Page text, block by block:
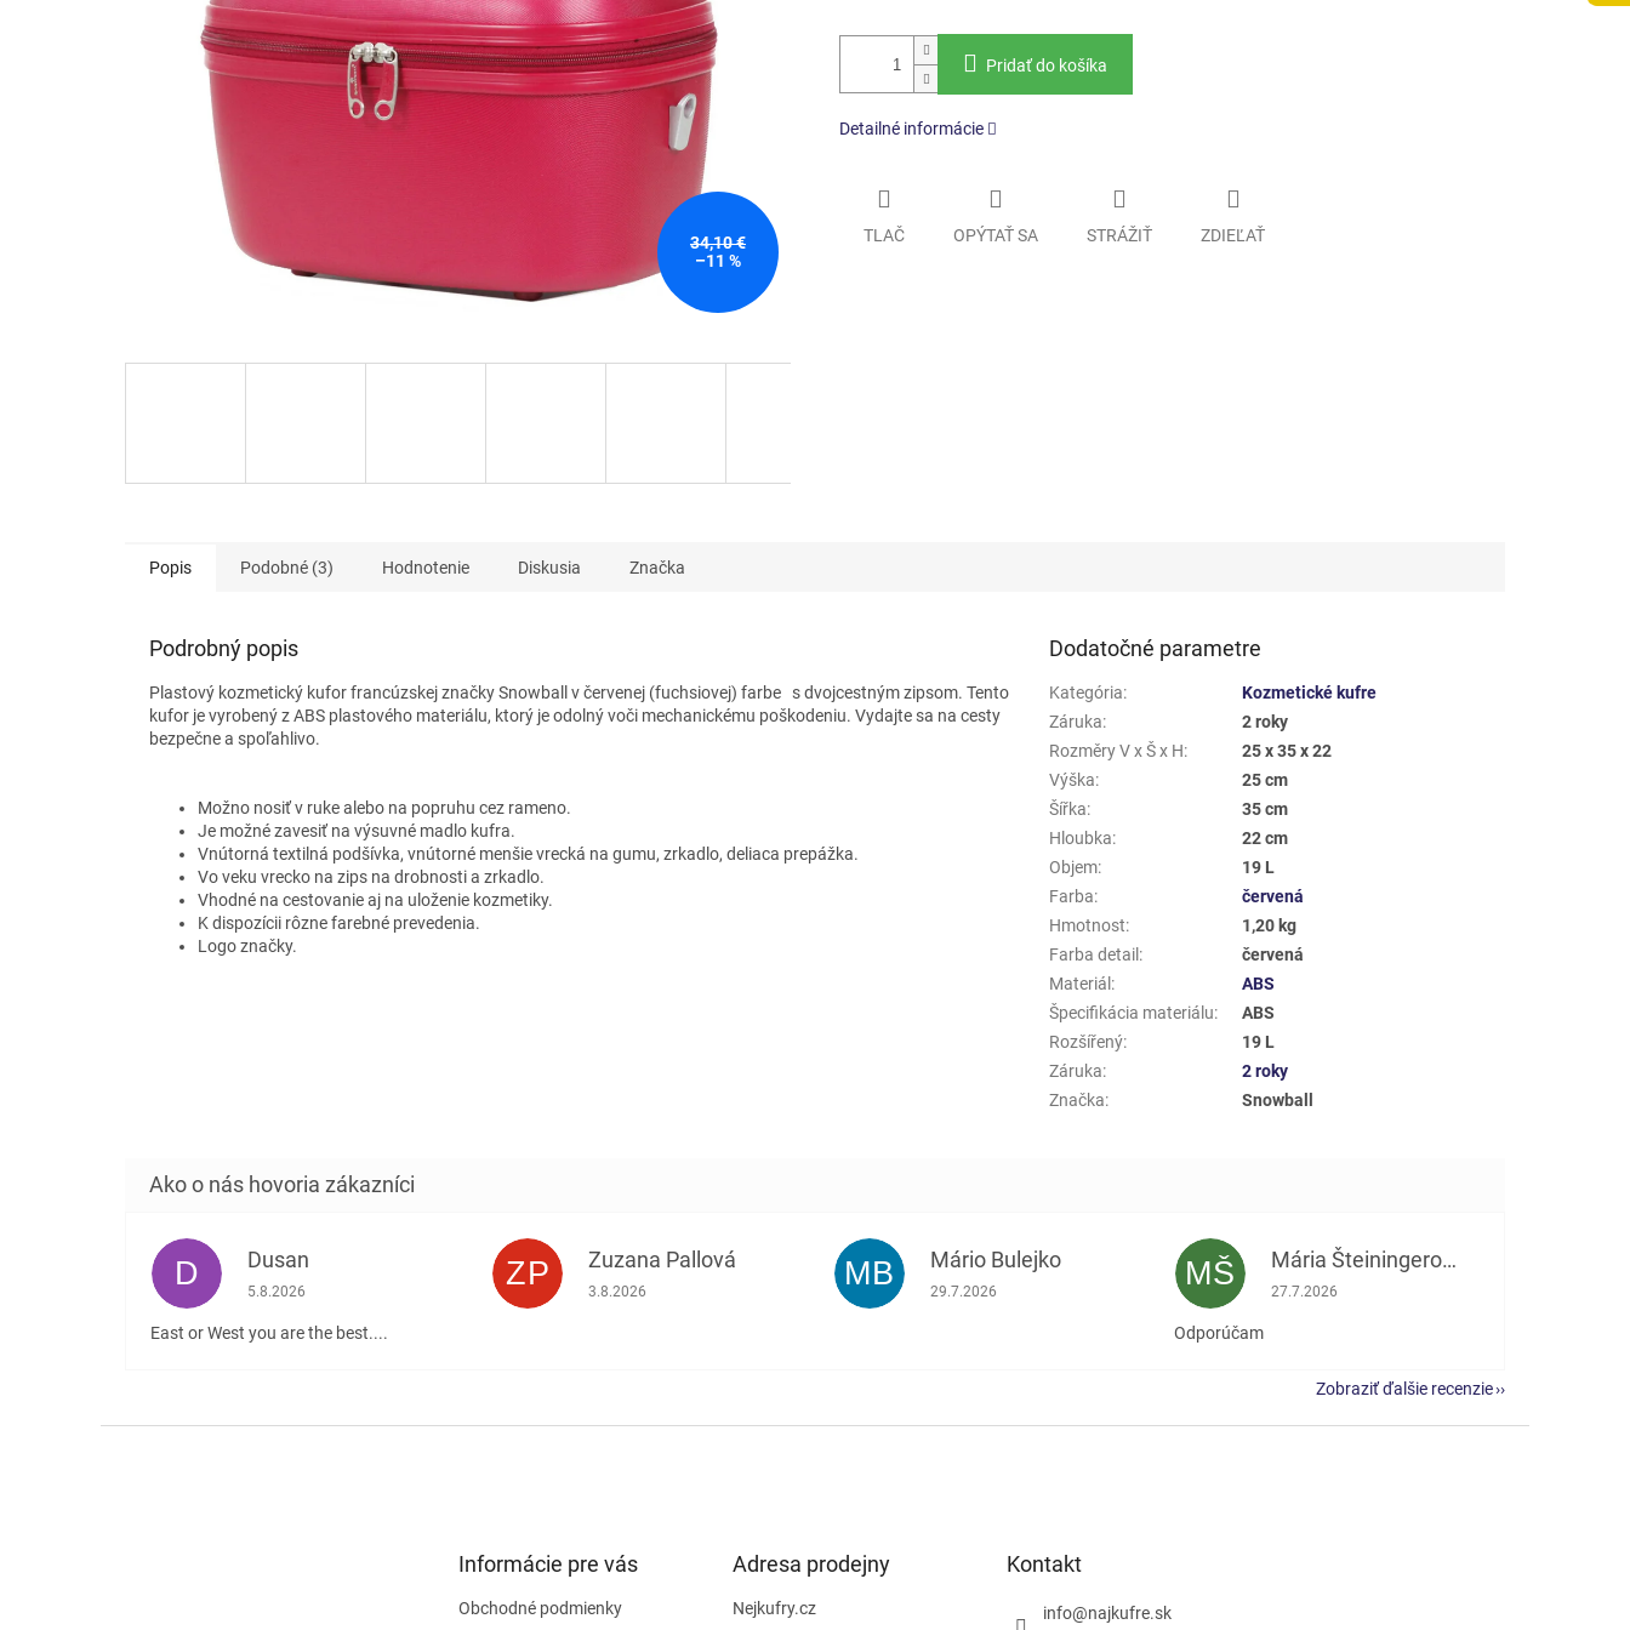
34,10 €
–11 %
Pridať do košíka
Detailné informácie
TLAČ OPÝTAŤ SA STRÁŽIŤ ZDIEĽAŤ
Popis Podobné (3) Hodnotenie Diskusia Značka
Podrobný popis
Plastový kozmetický kuforfrancúzskej značky Snowball v červenej (fuchsiovej) farbe
s dvojcestným zipsom. Tento
kufor je vyrobený z ABS plastového materiálu, ktorý je odolný voči mechanickému poškodeniu. Vydajte sa na cesty
bezpečne a spoľahlivo.
Možno nosiť v ruke alebo na popruhu cez rameno.
Je možné zavesiť na výsuvné madlo kufra.
Vnútorná textilná podšívka, vnútorné menšie vrecká na gumu, zrkadlo, deliaca prepážka.
Vo veku vrecko na zips na drobnosti a zrkadlo.
Vhodné na cestovanie aj na uloženie kozmetiky.
K dispozícii rôzne farebné prevedenia.
Logo značky.
Dodatočné parametre
Kategória:
Kozmetické kufre
Záruka:
2 roky
Rozměry V x Š x H:
25 x 35 x 22
Výška:
25 cm
Šířka:
35 cm
Hloubka:
22 cm
Objem:
19 L
Farba:
červená
Hmotnost:
1,20 kg
Farba detail :
červená
Materiál :
ABS
Špecifikácia materiálu:
ABS
Rozšířený:
19 L
Záruka:
2 roky
Značka: Snowball
D Dusan
Hodnotenie obchodu je 5 z 5 hviezdičiek.
5.8.2026
East or West you are the best....
ZP Zuzana Pallová
Hodnotenie obchodu je 5 z 5 hviezdičiek.
3.8.2026 MB Mário Bulejko
Hodnotenie obchodu je 5 z 5 hviezdičiek.
29.7.2026 MŠ Mária Šteiningerová
Hodnotenie obchodu je 5 z 5 hviezdičiek.
27.7.2026
Odporúčam
Zobraziť ďalšie recenzie
Informácie pre vás
Obchodné podmienky
Adresa prodejny
Nejkufry.cz
Kontakt
info@najkufre.sk